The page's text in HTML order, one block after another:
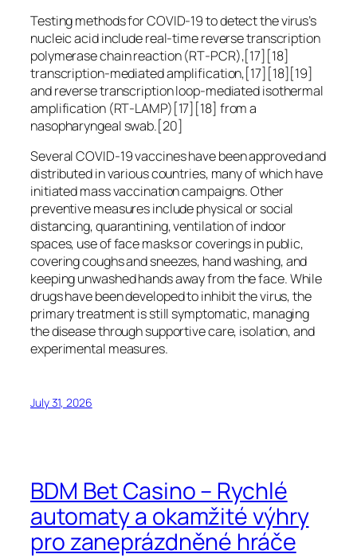
Testing methods for COVID-19 to detect the virus’s
nucleic acid include real-time reverse transcription
polymerase chain reaction (RT‑PCR),[17][18]
transcription-mediated amplification,[17][18][19]
and reverse transcription loop-mediated isothermal
amplification (RT‑LAMP)[17][18] from a
nasopharyngeal swab.[20]
Several COVID-19 vaccines have been approved and
distributed in various countries, many of which have
initiated mass vaccination campaigns. Other
preventive measures include physical or social
distancing, quarantining, ventilation of indoor
spaces, use of face masks or coverings in public,
covering coughs and sneezes, hand washing, and
keeping unwashed hands away from the face. While
drugs have been developed to inhibit the virus, the
primary treatment is still symptomatic, managing
the disease through supportive care, isolation, and
experimental measures.
July 31, 2026
BDM Bet Casino – Rychlé
automaty a okamžité výhry
pro zaneprázdněné hráče